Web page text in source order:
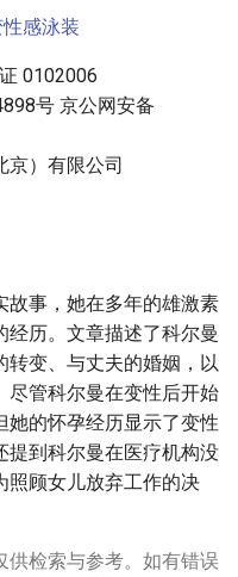
感泳装
0102006
号 京公网安备
京）有限公司
故事，她在多年的雄激素
历。文章描述了科尔曼
转变、与丈夫的婚姻，以
尽管科尔曼在变性后开始
她的怀孕经历显示了变性
提到科尔曼在医疗机构没
照顾女儿放弃工作的决
供检索与参考。如有错误